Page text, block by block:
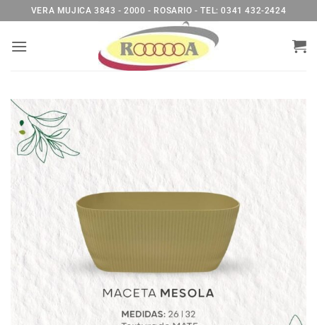
al
contenido
VERA MUJICA 3843 - 2000 - ROSARIO - TEL: 0341 432-2424